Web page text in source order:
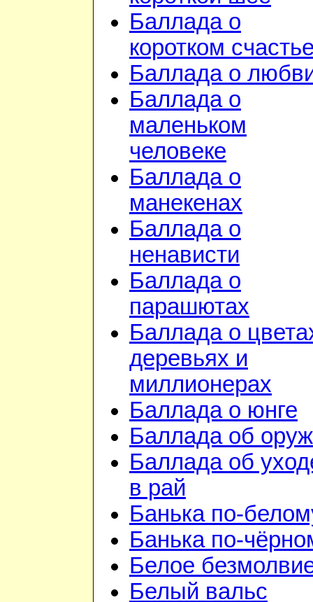
Баллада о
коротком
Баллада о
Баллада о
маленьком
человеке
Баллада о
манекенах
Баллада о
ненависти
Баллада о
парашютах
Баллада о
деревьях и
миллионерах
Баллада о юнге
Баллада об
Баллада об
в рай
Банька по-
Банька по-
Белое
Белый вальс